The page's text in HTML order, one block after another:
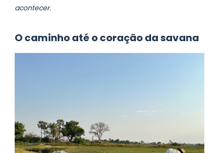
acontecer.
O caminho até o coração da savana